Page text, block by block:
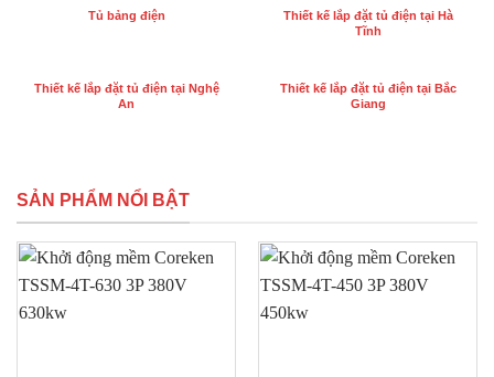
Tủ bảng điện
Thiết kế lắp đặt tủ điện tại Hà
Tĩnh
Thiết kế lắp đặt tủ điện tại Nghệ
An
Thiết kế lắp đặt tủ điện tại Bắc
Giang
SẢN PHẨM NỔI BẬT